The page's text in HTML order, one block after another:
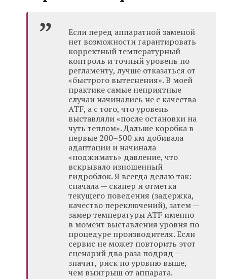
Если перед аппаратной заменой
нет возможности гарантировать
корректный температурный
контроль и точный уровень по
регламенту, лучше отказаться от
«быстрого вытеснения». В моей
практике самые неприятные
случаи начинались не с качества
ATF, а с того, что уровень
выставляли «после остановки на
чуть теплом». Дальше коробка в
первые 200–500 км добивала
адаптации и начинала
«поджимать» давление, что
вскрывало изношенный
гидроблок. Я всегда делаю так:
сначала — сканер и отметка
текущего поведения (задержка,
качество переключений), затем —
замер температуры ATF именно
в момент выставления уровня по
процедуре производителя. Если
сервис не может повторить этот
сценарий два раза подряд —
значит, риск по уровню выше,
чем выигрыш от аппарата.